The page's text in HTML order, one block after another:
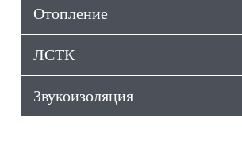
Отопление
ЛСТК
Звукоизоляция